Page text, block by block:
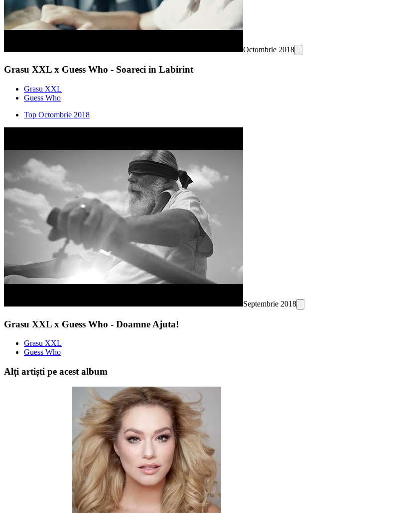
Octombrie 2018
Grasu XXL x Guess Who - Soareci in Labirint
Grasu XXL
Guess Who
Top Octombrie 2018
Septembrie 2018
Grasu XXL x Guess Who - Doamne Ajuta!
Grasu XXL
Guess Who
Alți artiști pe acest album